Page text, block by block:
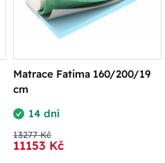
Matrace Fatima 160/200/19
cm
14 dní
13277 Kč
11153 Kč